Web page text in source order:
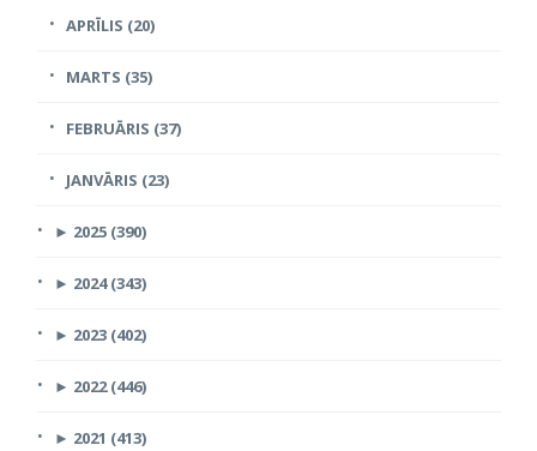
APRĪLIS (20)
MARTS (35)
FEBRUĀRIS (37)
JANVĀRIS (23)
► 2025 (390)
► 2024 (343)
► 2023 (402)
► 2022 (446)
► 2021 (413)